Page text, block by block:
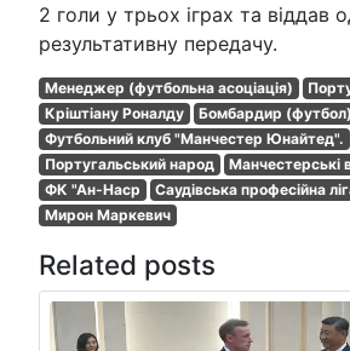
2 голи у трьох іграх та віддав
результативну передачу.
Менеджер (футбольна асоціація)
Кріштіану Роналду
Бомбардир (футбол)
Футбольний клуб "Манчестер Юнайтед".
Португальський народ
Манчестерські
ФК "Ан-Наср
Саудівська професійна
Мирон Маркевич
Related posts